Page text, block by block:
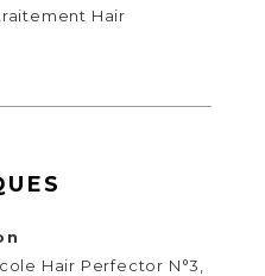
Hair
Hair Perfector N°3,